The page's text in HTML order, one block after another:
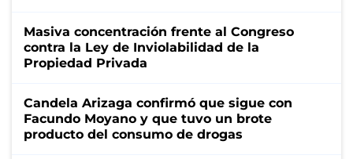
Masiva concentración frente al Congreso
contra la Ley de Inviolabilidad de la
Propiedad Privada
Candela Arizaga confirmó que sigue con
Facundo Moyano y que tuvo un brote
producto del consumo de drogas